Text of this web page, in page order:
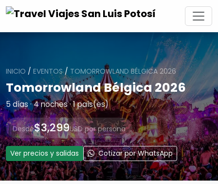
INICIO / EVENTOS/ TOMORROWLAND BÉLGICA 2026
Tomorrowland Bélgica 2026
5 días · 4 noches · 1 país(es)
Desde$3,299USD por persona
Ver precios y salidas Cotizar por WhatsApp